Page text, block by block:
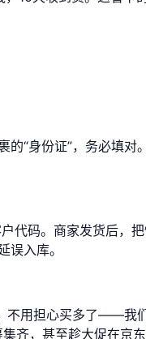
的“身份证”，务必填对
代码。商家发货后，
入库。
不用担心买多了——我
齐，甚至趁大促在京东